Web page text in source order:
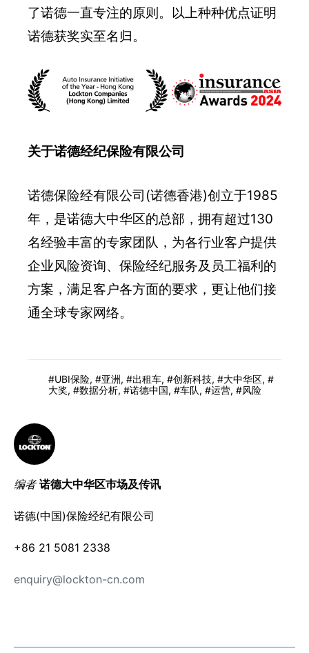
了诺德一直专注的原则。以上种种优点证明
诺德获奖实至名归。
关于诺德经纪保险有限公司
诺德保险经有限公司(诺德香港)创立于1985
年，是诺德大中华区的总部，拥有超过130
名经验丰富的专家团队，为各行业客户提供
企业风险资询、保险经纪服务及员工福利的
方案，满足客户各方面的要求，更让他们接
通全球专家网络。
UBI保险, 亚洲, 出租车, 创新科技, 大中华区,
大奖, 数据分析, 诺德中国, 车队, 运营, 风险
编者 诺德大中华区巿场及传讯
诺德(中国)保险经纪有限公司
+86 21 5081 2338
enquiry@lockton-cn.com